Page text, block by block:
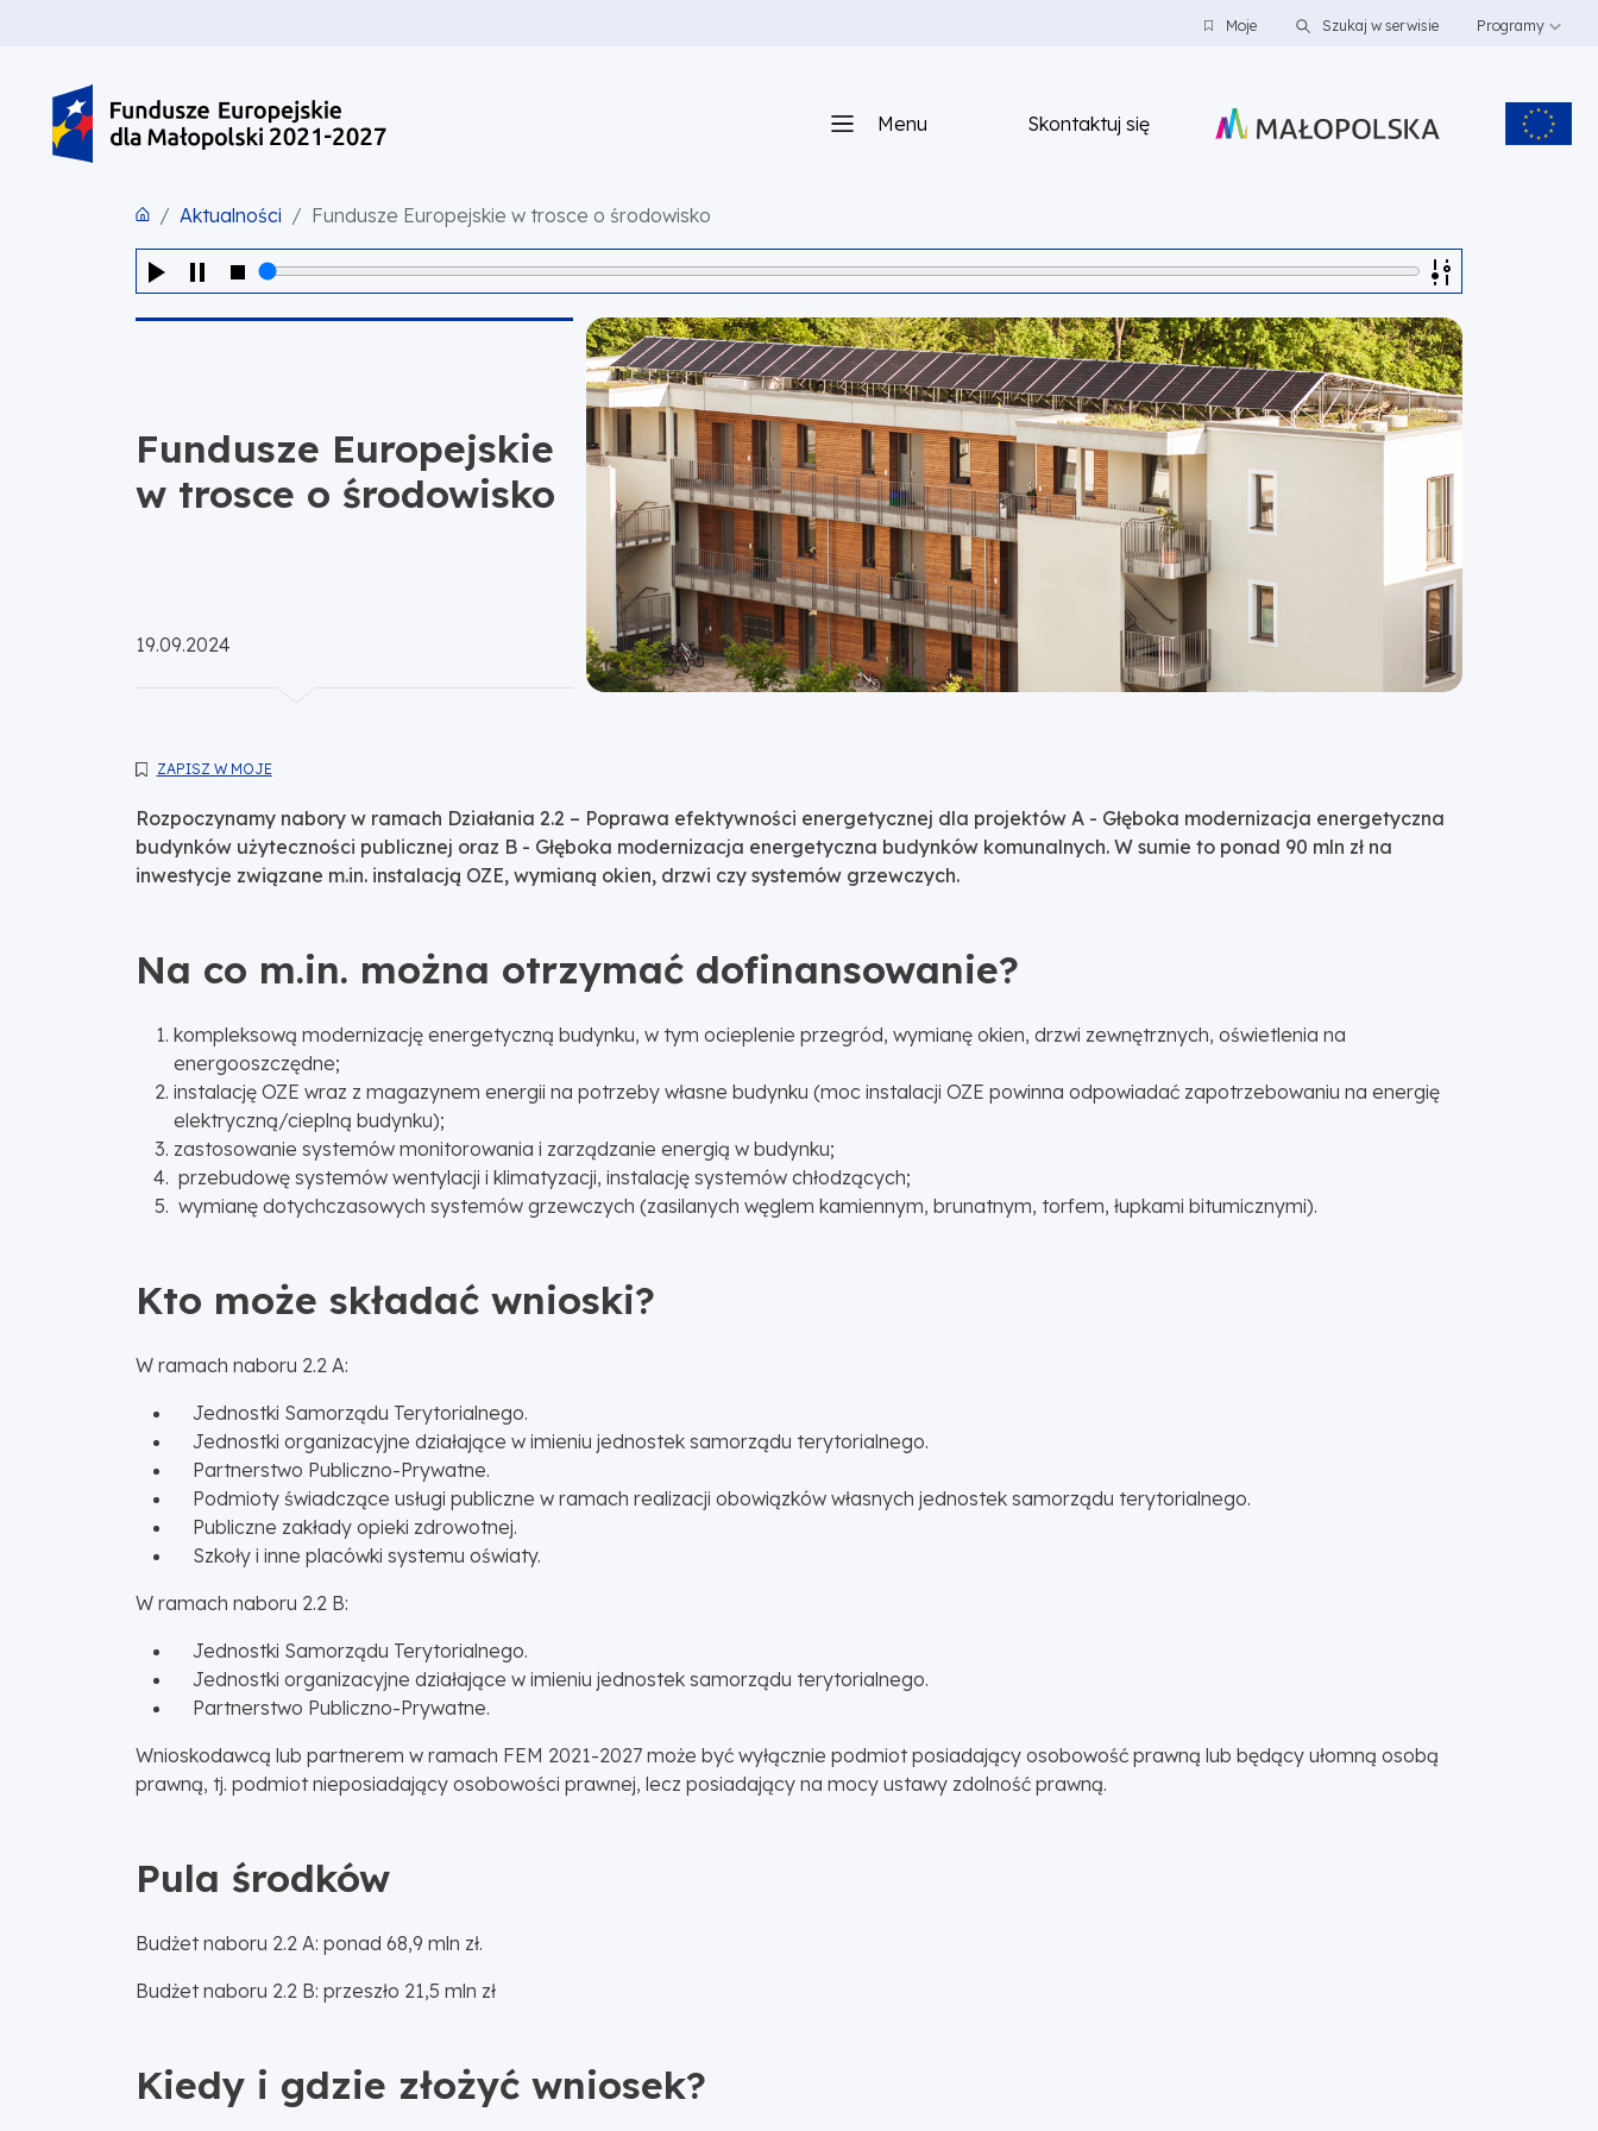
Moje Szukaj w serwisie Programy
Menu Skontaktuj się
Aktualności Fundusze Europejskie w trosce o środowisko
Fundusze Europejskie
w trosce o środowisko
Opublikowano:
19.09.2024
ZAPISZ W MOJE
Rozpoczynamy nabory w ramach Działania 2.2 – Poprawa efektywności energetycznej dla projektów A - Głęboka modernizacja energetyczna
budynków użyteczności publicznej oraz B - Głęboka modernizacja energetyczna budynków komunalnych. W sumie to ponad 90 mln zł na
inwestycje związane m.in. instalacją OZE, wymianą okien, drzwi czy systemów grzewczych.
Na co m.in. można otrzymać dofinansowanie?
kompleksową modernizację energetyczną budynku, w tym ocieplenie przegród, wymianę okien, drzwi zewnętrznych, oświetlenia na
energooszczędne;
instalację OZE wraz z magazynem energii na potrzeby własne budynku (moc instalacji OZE powinna odpowiadać zapotrzebowaniu na energię
elektryczną/cieplną budynku);
zastosowanie systemów monitorowania i zarządzanie energią w budynku;
przebudowę systemów wentylacji i klimatyzacji, instalację systemów chłodzących;
wymianę dotychczasowych systemów grzewczych (zasilanych węglem kamiennym, brunatnym, torfem, łupkami bitumicznymi).
Kto może składać wnioski?
W ramach naboru 2.2 A:
Jednostki Samorządu Terytorialnego.
Jednostki organizacyjne działające w imieniu jednostek samorządu terytorialnego.
Partnerstwo Publiczno-Prywatne.
Podmioty świadczące usługi publiczne w ramach realizacji obowiązków własnych jednostek samorządu terytorialnego.
Publiczne zakłady opieki zdrowotnej.
Szkoły i inne placówki systemu oświaty.
W ramach naboru 2.2 B:
Jednostki Samorządu Terytorialnego.
Jednostki organizacyjne działające w imieniu jednostek samorządu terytorialnego.
Partnerstwo Publiczno-Prywatne.
Wnioskodawcą lub partnerem w ramach FEM 2021-2027 może być wyłącznie podmiot posiadający osobowość prawną lub będący ułomną osobą
prawną, tj. podmiot nieposiadający osobowości prawnej, lecz posiadający na mocy ustawy zdolność prawną.
Pula środków
Budżet naboru 2.2 A: ponad 68,9 mln zł.
Budżet naboru 2.2 B: przeszło 21,5 mln zł
Kiedy i gdzie złożyć wniosek?